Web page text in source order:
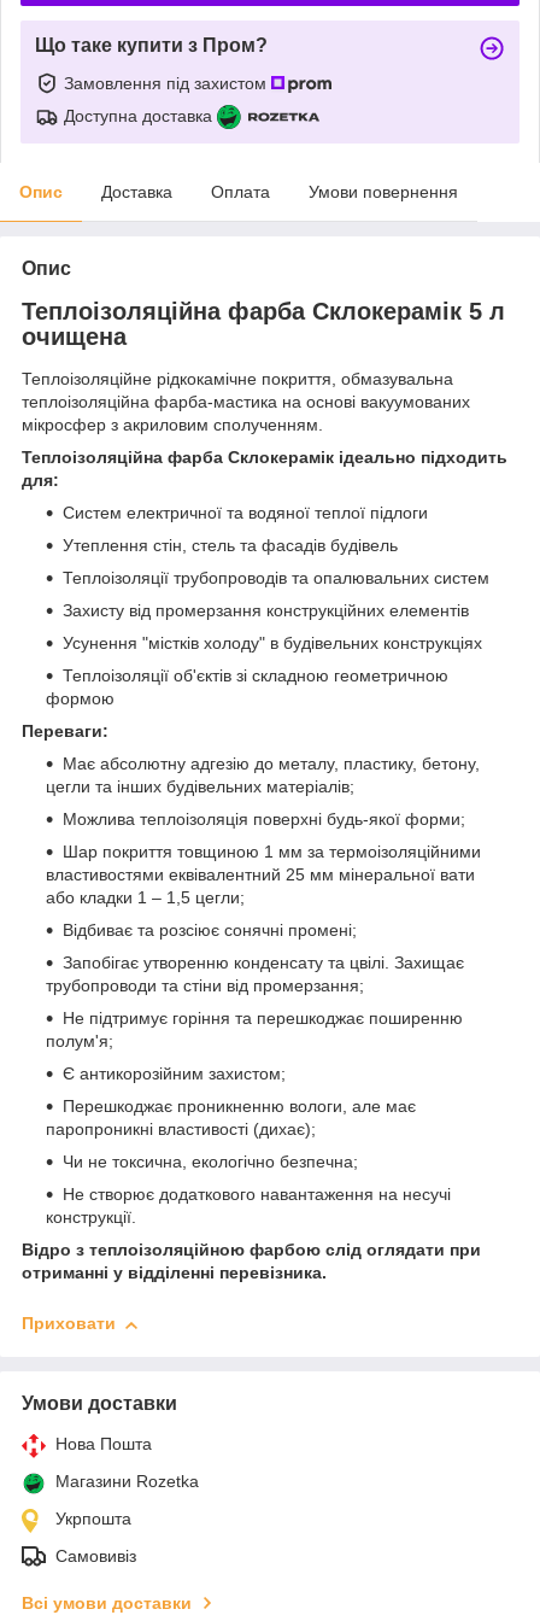
Що таке купити з Пром?
Замовлення під захистом
Доступна доставка
Опис Доставка Оплата Умови повернення
Опис
Теплоізоляційна фарба Склокерамік 5 л
очищена
Теплоізоляційне рідкокамічне покриття, обмазувальна
теплоізоляційна фарба-мастика на основі вакуумованих
мікросфер з акриловим сполученням.
Теплоізоляційна фарба Склокерамік ідеально підходить
для:
Систем електричної та водяної теплої підлоги
Утеплення стін, стель та фасадів будівель
Теплоізоляції трубопроводів та опалювальних систем
Захисту від промерзання конструкційних елементів
Усунення "містків холоду" в будівельних конструкціях
Теплоізоляції об'єктів зі складною геометричною
формою
Переваги:
Має абсолютну адгезію до металу, пластику, бетону,
цегли та інших будівельних матеріалів;
Можлива теплоізоляція поверхні будь-якої форми;
Шар покриття товщиною 1 мм за термоізоляційними
властивостями еквівалентний 25 мм мінеральної вати
або кладки 1 – 1,5 цегли;
Відбиває та розсіює сонячні промені;
Запобігає утворенню конденсату та цвілі. Захищає
трубопроводи та стіни від промерзання;
Не підтримує горіння та перешкоджає поширенню
полум'я;
Є антикорозійним захистом;
Перешкоджає проникненню вологи, але має
паропроникні властивості (дихає);
Чи не токсична, екологічно безпечна;
Не створює додаткового навантаження на несучі
конструкції.
Відро з теплоізоляційною фарбою слід оглядати при
отриманні у відділенні перевізника.
Приховати
Умови доставки
Нова Пошта
Магазини Rozetka
Укрпошта
Самовивіз
Всі умови доставки